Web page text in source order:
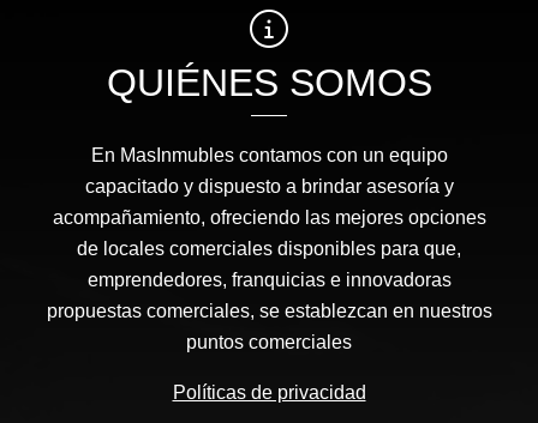
QUIÉNES SOMOS
En MasInmubles contamos con un equipo
capacitado y dispuesto a brindar asesoría y
acompañamiento, ofreciendo las mejores opciones
de locales comerciales disponibles para que,
emprendedores, franquicias e innovadoras
propuestas comerciales, se establezcan en nuestros
puntos comerciales
Políticas de privacidad